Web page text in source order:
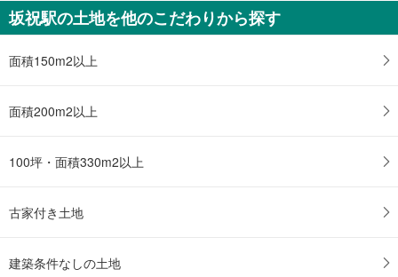
坂祝駅の土地を他のこだわりから探す
面積150m2以上
面積200m2以上
100坪・面積330m2以上
古家付き土地
建築条件なしの土地